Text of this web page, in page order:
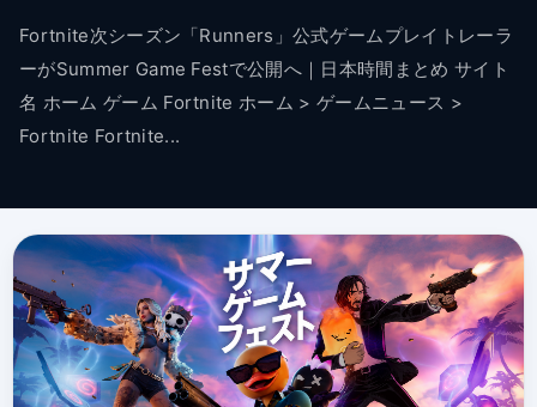
Fortnite次シーズン「Runners」公式ゲームプレイトレーラ
ーがSummer Game Festで公開へ｜日本時間まとめ サイト
名 ホーム ゲーム Fortnite ホーム > ゲームニュース >
Fortnite Fortnite...